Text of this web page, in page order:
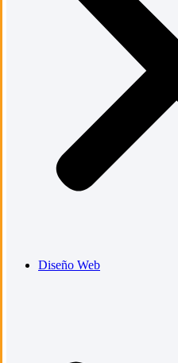
Diseño Web